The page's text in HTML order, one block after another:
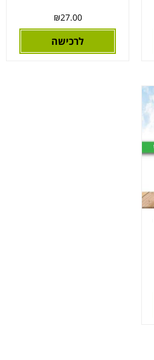
₪27.00
לרכישה